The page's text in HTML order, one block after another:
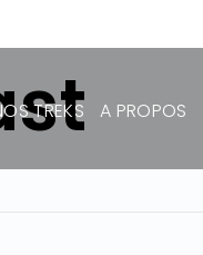
TREKS A PROPOS